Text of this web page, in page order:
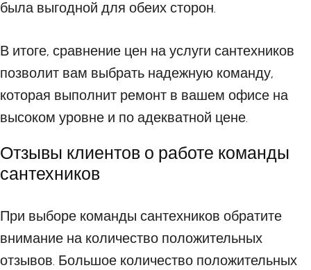
была выгодной для обеих сторон.
В итоге, сравнение цен на услуги сантехников
позволит вам выбрать надежную команду,
которая выполнит ремонт в вашем офисе на
высоком уровне и по адекватной цене.
Отзывы клиентов о работе команды
сантехников
При выборе команды сантехников обратите
внимание на количество положительных
отзывов. Большое количество положительных